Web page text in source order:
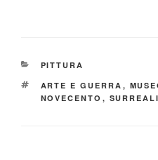
CATEGORIE
PITTURA
TAG
ARTE E GUERRA ,
NOVECENTO ,